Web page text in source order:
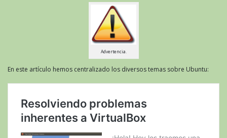
Advertencia.
En este artículo hemos centralizado los diversos temas sobre Ubuntu: